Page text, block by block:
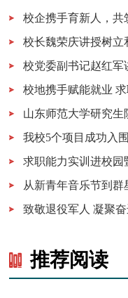
推荐阅读